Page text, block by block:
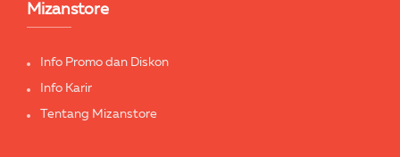
Mizanstore
Info Promo dan Diskon
Info Karir
Tentang Mizanstore